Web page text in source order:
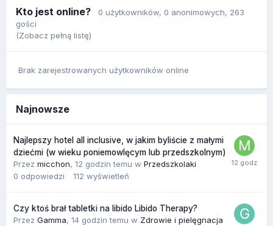
Kto jest online? 0 użytkowników, 0 anonimowych, 263
gości
(Zobacz pełną listę)
Brak zarejestrowanych użytkowników online
Najnowsze
Najlepszy hotel all inclusive, w jakim byliście z małymi
dziećmi (w wieku poniemowlęcym lub przedszkolnym)
Przez micchon, 12 godzin temu w Przedszkolaki
0 odpowiedzi 112 wyświetleń
Czy ktoś brał tabletki na libido Libido Therapy?
Przez Gamma, 14 godzin temu w Zdrowie i pielęgnacja